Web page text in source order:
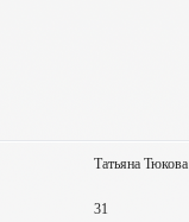
Татьяна Тюкова
31